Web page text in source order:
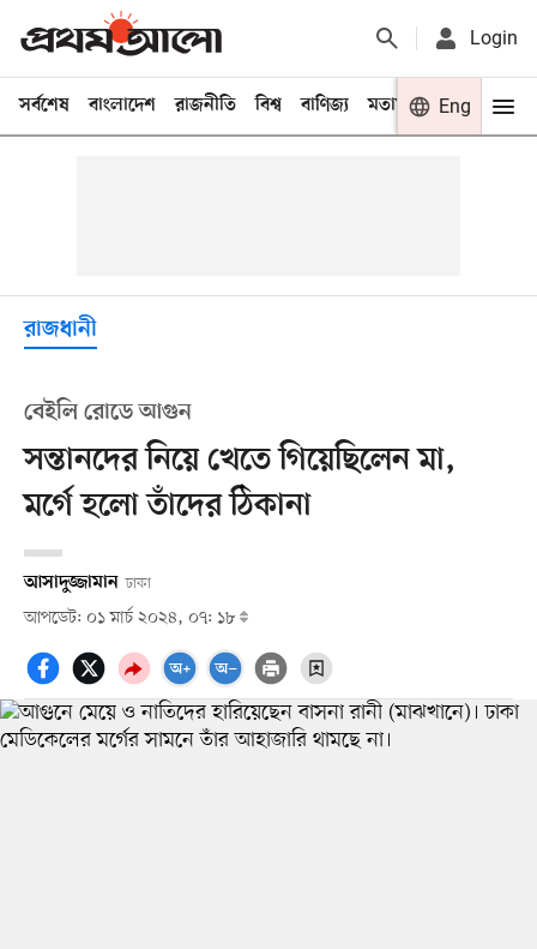
Login
সর্বশেষ বাংলাদেশ রাজনীতি বিশ্ব বাণিজ্য মতামত খেলা
Eng
রাজধানী
বেইলি রোডে আগুন
সন্তানদের নিয়ে খেতে গিয়েছিলেন মা,
মর্গে হলো তাঁদের ঠিকানা
আসাদুজ্জামান ঢাকা
আপডেট: ০১ মার্চ ২০২৪, ০৭: ১৮